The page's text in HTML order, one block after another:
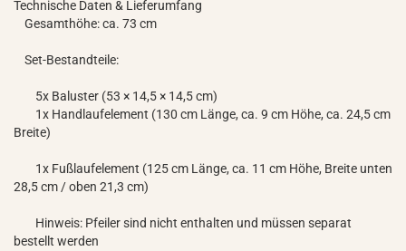
Technische Daten & Lieferumfang
Gesamthöhe: ca. 73 cm
Set-Bestandteile:
5x Baluster (53 × 14,5 × 14,5 cm)
1x Handlaufelement (130 cm Länge, ca. 9 cm Höhe, ca. 24,5 cm
Breite)
1x Fußlaufelement (125 cm Länge, ca. 11 cm Höhe, Breite unten
28,5 cm / oben 21,3 cm)
Hinweis: Pfeiler sind nicht enthalten und müssen separat
bestellt werden